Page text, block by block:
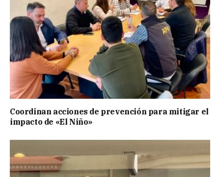
Coordinan acciones de prevención para mitigar el
impacto de «El Niño»